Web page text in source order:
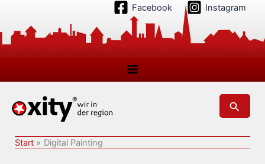
springen
Facebook Instagram
Suchen
Start Digital Painting